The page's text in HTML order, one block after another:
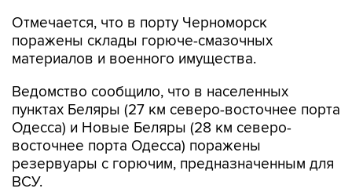
Отмечается, что в порту Черноморск
поражены склады горюче-смазочных
материалов и военного имущества.
Ведомство сообщило, что в населенных
пунктах Беляры (27 км северо-восточнее порта
Одесса) и Новые Беляры (28 км северо-
восточнее порта Одесса) поражены
резервуары с горючим, предназначенным для
ВСУ.